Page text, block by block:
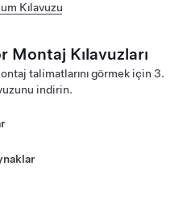
Kullanım Kılavuzu -
Kullanım Kılavuzu -
Kılavuzu
Montaj Kılavuzları
talimatlarını görmek için 3.
indirin.
Kılavuzu - Kuzey Amerika